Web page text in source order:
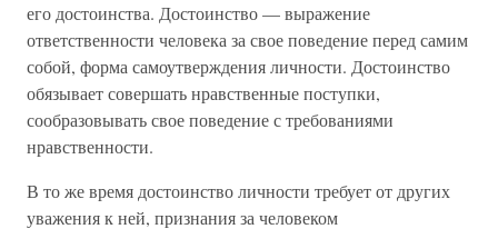
его достоинства. Достоинство — выражение
ответственности человека за свое поведение перед самим
собой, форма самоутверждения личности. Достоинство
обязывает совершать нравственные поступки,
сообразовывать свое поведение с требованиями
нравственности.
В то же время достоинство личности требует от других
уважения к ней, признания за человеком